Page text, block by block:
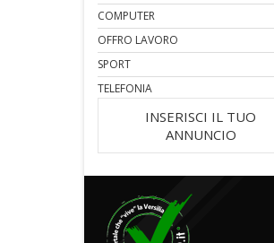
COMPUTER
OFFRO LAVORO
SPORT
TELEFONIA
INSERISCI IL TUO
ANNUNCIO